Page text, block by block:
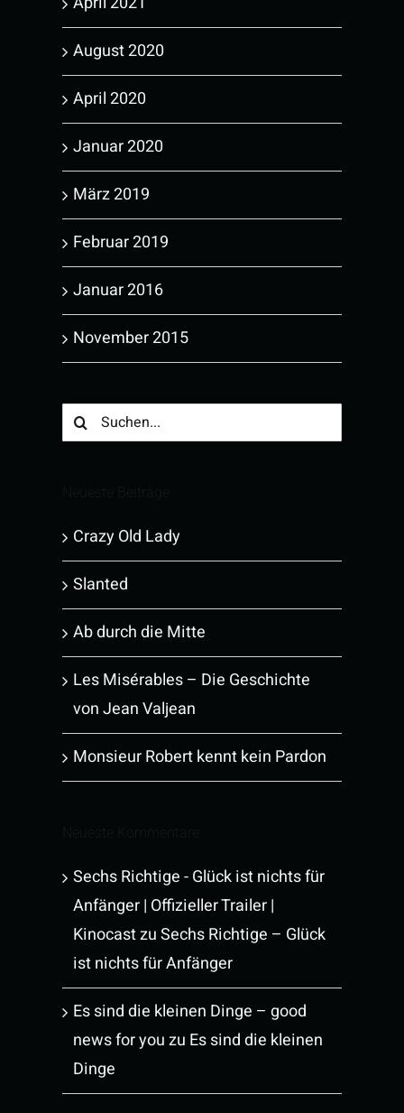
August 2020
April 2020
Januar 2020
März 2019
Februar 2019
Januar 2016
November 2015
Suche
nach:
Crazy Old Lady
Slanted
Ab durch die Mitte
Les Misérables – Die Geschichte
von Jean Valjean
Monsieur Robert kennt kein Pardon
Sechs Richtige - Glück ist nichts für
Anfänger | Offizieller Trailer |
KinocastzuSechs Richtige – Glück
ist nichts für Anfänger
Es sind die kleinen Dinge – good
news for youzu Es sind die kleinen
Dinge